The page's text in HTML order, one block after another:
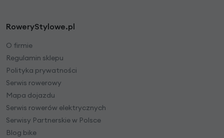
RoweryStylowe.pl
O firmie
Regulamin sklepu
Polityka prywatności
Serwis rowerowy
Mapa dojazdu
Serwis rowerów elektrycznych
Serwisy Partnerskie w Polsce
Blog bike